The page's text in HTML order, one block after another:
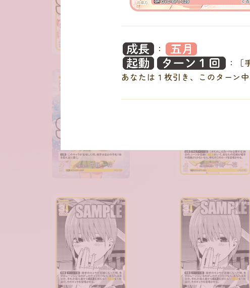
：
：［
あなたは１枚引き、このターン